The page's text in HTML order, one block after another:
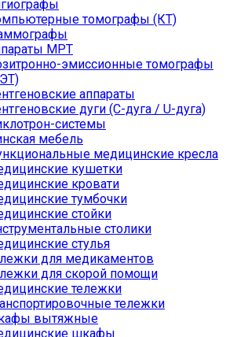
томографы (КТ)
МРТ
эмиссионные томографы
аппараты
дуги (С-дуга / U-дуга)
системы
мебель
медицинские кресла
кушетки
кровати
тумбочки
стойки
столики
стулья
для медикаментов
для скорой помощи
тележки
тележки
вытяжные
шкафы